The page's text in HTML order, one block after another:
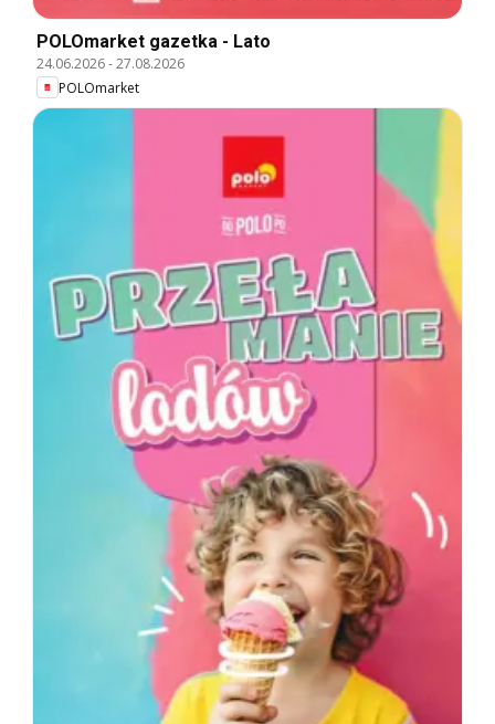
POLOmarket gazetka - Lato
24.06.2026-27.08.2026
POLOmarket